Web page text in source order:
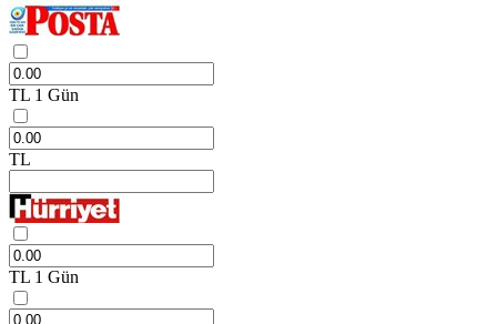
TL 1 Gün
TL
TL 1 Gün